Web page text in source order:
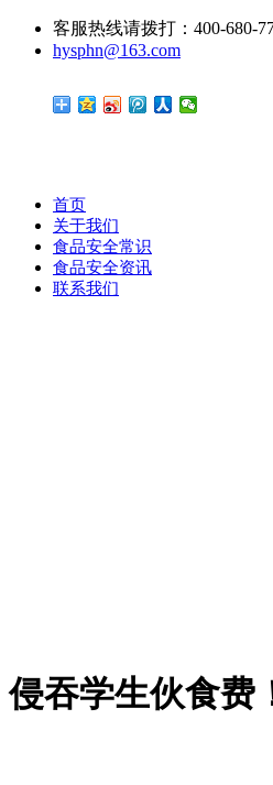
客服热线请拨打：400-680-
hysphn@163.com
首页
关于我们
食品安全常识
食品安全资讯
联系我们
侵吞学生伙食费